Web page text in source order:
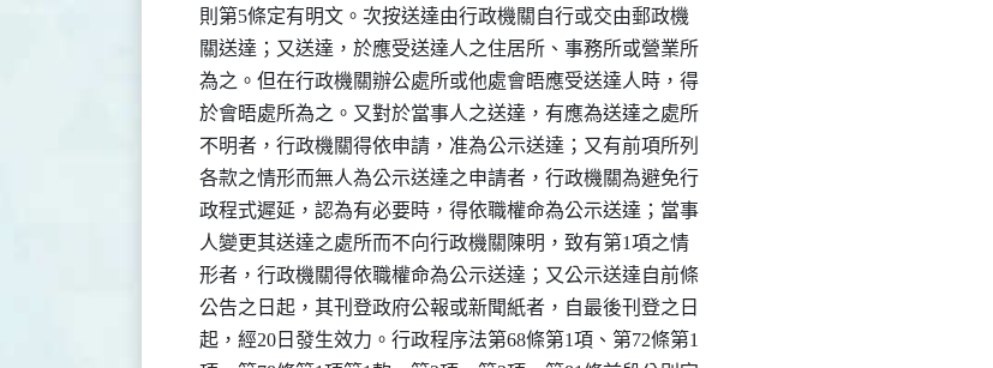
    則第5條定有明文。次按送達由行政機關自行或交由郵政機
    關送達；又送達，於應受送達人之住居所、事務所或營業所
    為之。但在行政機關辦公處所或他處會晤應受送達人時，得
    於會晤處所為之。又對於當事人之送達，有應為送達之處所
    不明者，行政機關得依申請，准為公示送達；又有前項所列
    各款之情形而無人為公示送達之申請者，行政機關為避免行
    政程式遲延，認為有必要時，得依職權命為公示送達；當事
    人變更其送達之處所而不向行政機關陳明，致有第1項之情
    形者，行政機關得依職權命為公示送達；又公示送達自前條
    公告之日起，其刊登政府公報或新聞紙者，自最後刊登之日
    起，經20日發生效力。行政程序法第68條第1項、第72條第1